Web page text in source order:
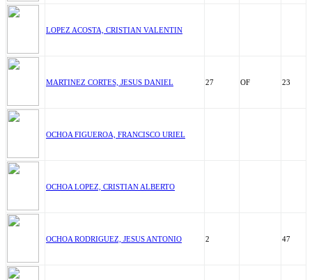
LOPEZ ACOSTA, CRISTIAN VALENTIN
MARTINEZ CORTES, JESUS DANIEL 27 OF 23
OCHOA FIGUEROA, FRANCISCO URIEL
OCHOA LOPEZ, CRISTIAN ALBERTO
OCHOA RODRIGUEZ, JESUS ANTONIO 2 47